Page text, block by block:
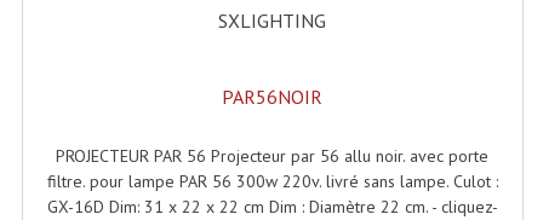
Valises Pour Clavier
Rack 19" STYLE VSR (capot En L)
SXLIGHTING
PAR56NOIR
PROJECTEUR PAR 56 Projecteur par 56 allu noir. avec porte
filtre. pour lampe PAR 56 300w 220v. livré sans lampe. Culot :
GX-16D Dim: 31 x 22 x 22 cm Dim : Diamètre 22 cm. - cliquez-